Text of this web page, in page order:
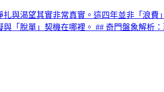
與渴望其實非常真實。這四年並非「浪
「脫單」契機在哪裡。 ## 奇門盤象解析